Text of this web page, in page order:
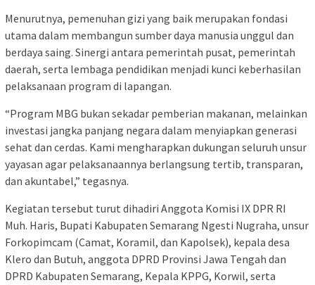
Menurutnya, pemenuhan gizi yang baik merupakan fondasi
utama dalam membangun sumber daya manusia unggul dan
berdaya saing. Sinergi antara pemerintah pusat, pemerintah
daerah, serta lembaga pendidikan menjadi kunci keberhasilan
pelaksanaan program di lapangan.
“Program MBG bukan sekadar pemberian makanan, melainkan
investasi jangka panjang negara dalam menyiapkan generasi
sehat dan cerdas. Kami mengharapkan dukungan seluruh unsur
yayasan agar pelaksanaannya berlangsung tertib, transparan,
dan akuntabel,” tegasnya.
Kegiatan tersebut turut dihadiri Anggota Komisi IX DPR RI
Muh. Haris, Bupati Kabupaten Semarang Ngesti Nugraha, unsur
Forkopimcam (Camat, Koramil, dan Kapolsek), kepala desa
Klero dan Butuh, anggota DPRD Provinsi Jawa Tengah dan
DPRD Kabupaten Semarang, Kepala KPPG, Korwil, serta